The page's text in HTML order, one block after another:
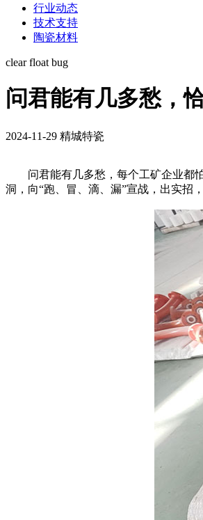
行业动态
技术支持
陶瓷材料
clear float bug
问君能有几多愁，
2024-11-29 精城特瓷
问君能有几多愁，每个工矿企业都怕
洞，向“跑、冒、滴、漏”宣战，出实招